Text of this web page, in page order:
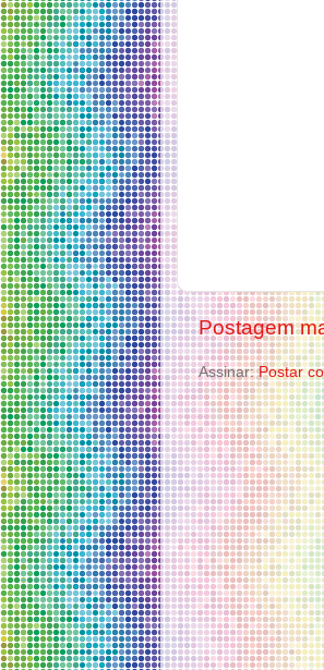
Postagem
Assinar:Postar